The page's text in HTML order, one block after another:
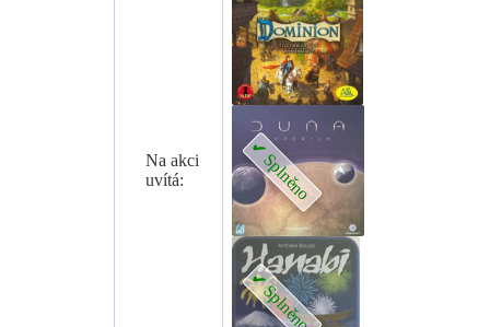
Na akci
uvítá: